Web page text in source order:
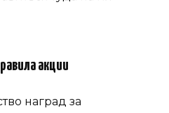
акции
наград за